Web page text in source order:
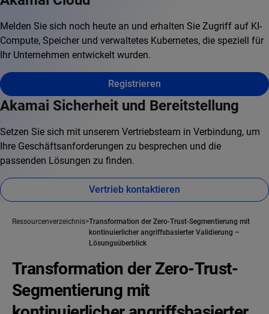
Melden Sie sich noch heute an und erhalten Sie Zugriff auf KI-
Compute, Speicher und verwaltetes Kubernetes, die speziell für
Ihr Unternehmen entwickelt wurden.
Registrieren
Akamai Sicherheit und Bereitstellung
Setzen Sie sich mit unserem Vertriebsteam in Verbindung, um
Ihre Geschäftsanforderungen zu besprechen und die
passenden Lösungen zu finden.
Vertrieb kontaktieren
Ressourcenverzeichnis Transformation der Zero-Trust-Segmentierung mit
kontinuierlicher angriffsbasierter Validierung –
Lösungsüberblick
Transformation der Zero-Trust-
Segmentierung mit